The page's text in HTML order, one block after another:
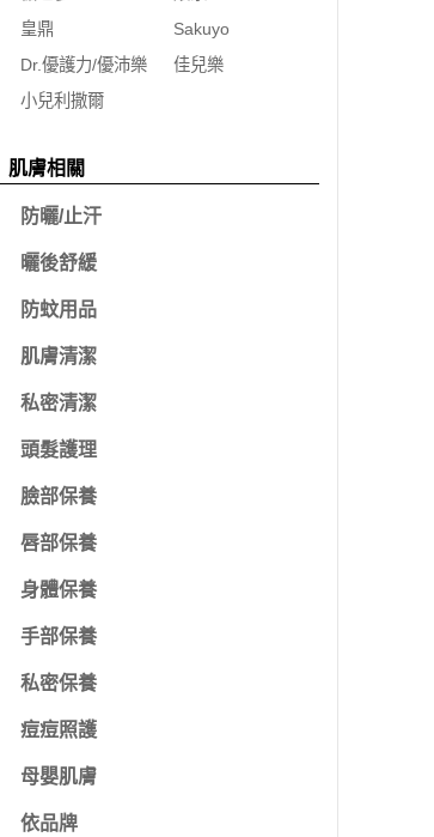
皇鼎
Sakuyo
Dr.優護力/優沛樂
佳兒樂
小兒利撒爾
肌膚相關
防曬/止汗
曬後舒緩
防蚊用品
肌膚清潔
私密清潔
頭髮護理
臉部保養
唇部保養
身體保養
手部保養
私密保養
痘痘照護
母嬰肌膚
依品牌